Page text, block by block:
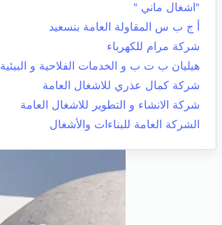
"اشغال ماني "
أ ج ب س المقاولة العامة بنسعيد
شركة مرام للكهرباء
هيليان ب ت ب و الخدمات الفلاحية و البيئية
شركة كمال عذري للاشغال العامة
شركة الانشاء و التطوير للاشغال العامة
الشركة العامة للبناءات والأشغال